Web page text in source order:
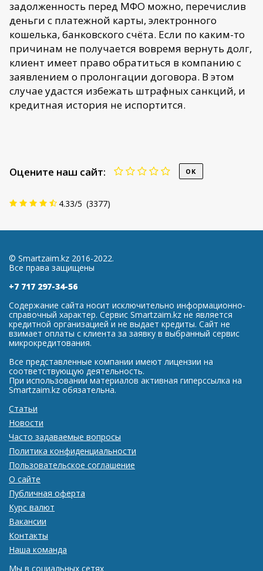
задолженность перед МФО можно, перечислив
деньги с платежной карты, электронного
кошелька, банковского счёта. Если по каким-то
причинам не получается вовремя вернуть долг,
клиент имеет право обратиться в компанию с
заявлением о пролонгации договора. В этом
случае удастся избежать штрафных санкций, и
кредитная история не испортится.
Оцените наш сайт:
4.33/5 (3377)
© Smartzaim.kz 2016-2022.
Все права защищены
+7 717 297-34-56
Содержание сайта носит исключительно информационно-
справочный характер. Сервис Smartzaim.kz не является
кредитной организацией и не выдает кредиты. Сайт не
взимает оплаты с клиента за заявку в выбранный сервис
микрокредитования.
Все представленные компании имеют лицензии на
соответствующую деятельность.
При использовании материалов активная гиперссылка на
Smartzaim.kz обязательна.
Статьи
Новости
Часто задаваемые вопросы
Политика конфиденциальности
Пользовательское соглашение
О сайте
Публичная оферта
Курс валют
Вакансии
Контакты
Наша команда
Мы в социальных сетях